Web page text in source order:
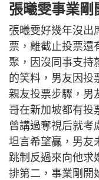
張曦雯事業剛
張曦雯好幾年沒出
票，離截止投票還
聚，因沒同事支持
的笑料，男友因投
親友投票步驟，男
哥在新加坡都有投
曾講過奪視后就考
坦言希望贏，男友
跳制反過來向他求
排第二，事業剛開